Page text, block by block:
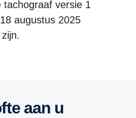
tachograaf versie 1
augustus 2025
aan u